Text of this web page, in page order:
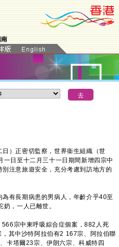
）正密切監察，世界衞生組織（世
日至十二月三十一日期間新增四宗中
注意旅遊安全，充分考慮到訪地方的
有長期病患的男病人，年齡介乎40至
，一人已離世。
宗中東呼吸綜合症個案，882人死
其中沙特阿拉伯有2 167宗、阿拉伯聯
卡塔爾23宗、伊朗六宗、科威特四